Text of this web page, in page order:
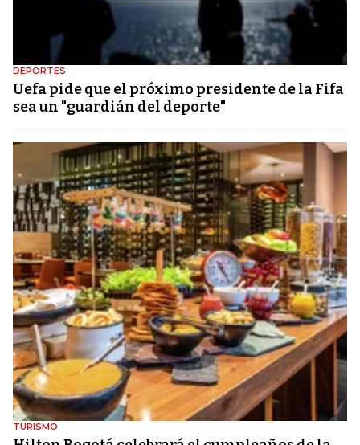
DEPORTES
Uefa pide que el próximo presidente de la Fifa
sea un "guardián del deporte"
TURISMO